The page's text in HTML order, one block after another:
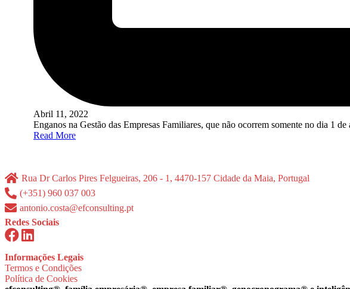
Abril 11, 2022
Enganos na Gestão das Empresas Familiares, que não ocorrem somente no dia 1
Read More
Rua Dr Carlos Pires Felgueiras, 206 - 1, 4470-157 Cidade da Maia, Portugal
(+351) 960 037 003
antonio.costa@efconsulting.pt
Redes Sociais
Informações Legais
Termos e Condições
Política de Cookies